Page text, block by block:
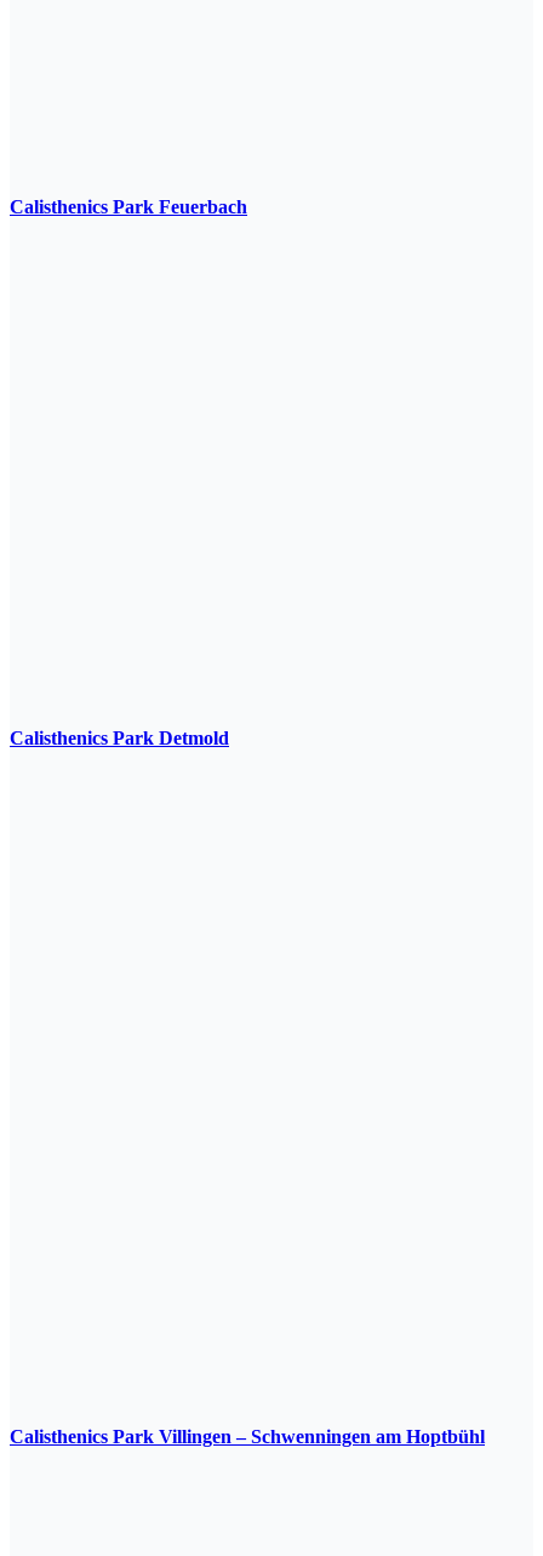
Calisthenics Park Feuerbach
Calisthenics Park Detmold
Calisthenics Park Villingen – Schwenningen am Hoptbühl